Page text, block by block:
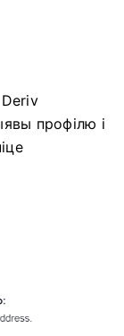
Deriv
профілю і